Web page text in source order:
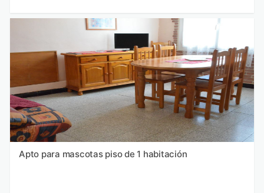
Apto para mascotas piso de 1 habitación